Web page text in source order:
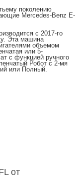
поколению
Mercedes-Benz E-
с 2017-го
Эта машина
объемом
или 5-
с функцией ручного
Робот с 2-мя
или Полный.
от